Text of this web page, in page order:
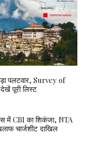
पलटवार, Survey of
पूरी लिस्ट
में CBI का शिकंजा, NTA
चार्जशीट दाखिल